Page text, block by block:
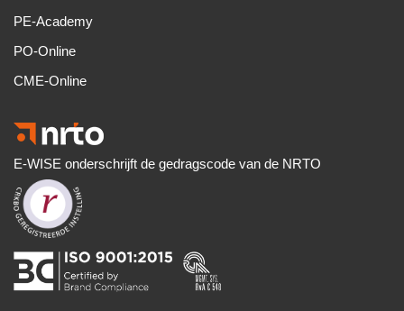
PE-Academy
PO-Online
CME-Online
E-WISE onderschrijft de gedragscode van de NRTO